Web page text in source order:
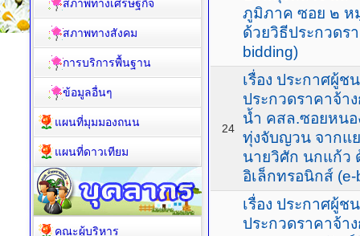
ภูมิภาค ซอย ๒ ห
ด้วยวิธีประกวดร
bidding)
24
เรื่อง ประกาศผู้ช
ประกวดราคาจ้า
น้ำ คสล.ซอยหน
ทุ่งจับญวน จากแ
นายวิศัก นกแก้ว
อิเล็กทรอนิกส์ (e-
เรื่อง ประกาศผู้ช
ประกวดราคาจ้า
สภาพทางเศรษฐกิจ
สภาพทางสังคม
การบริการพื้นฐาน
ข้อมูลอื่นๆ
แผนที่มุมมองถนน
แผนที่ดาวเทียม
คณะผู้บริหาร